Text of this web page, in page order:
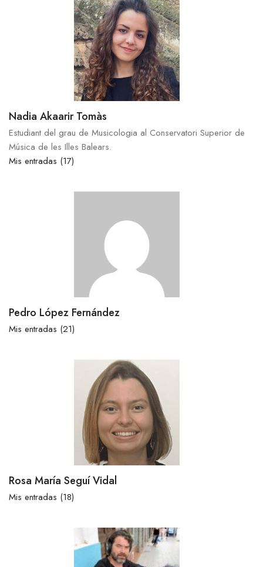
Nadia Akaarir Tomàs
Estudiant del grau de Musicologia al Conservatori Superior de
Música de les Illes Balears.
Mis entradas (17)
Pedro López Fernández
Mis entradas (21)
Rosa María Seguí Vidal
Mis entradas (18)